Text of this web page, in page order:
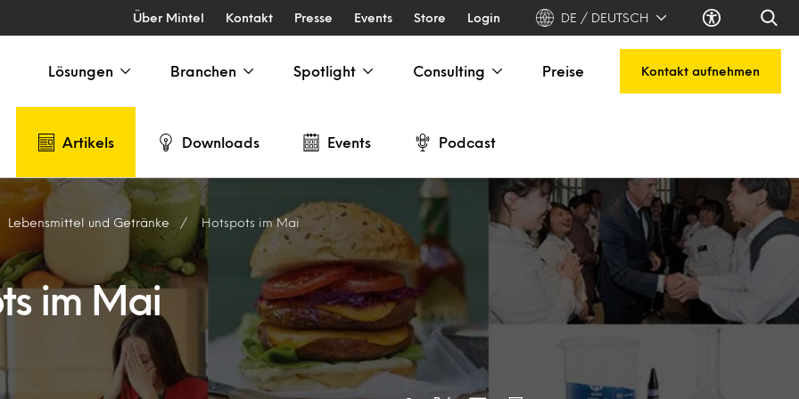
Über Mintel Kontakt Presse Events Store Login DE / DEUTSCH
Lösungen Branchen Spotlight Consulting Preise Kontakt aufnehmen
Artikels Downloads Events Podcast
Lebensmittel und Getränke Hotspots im Mai
im Mai